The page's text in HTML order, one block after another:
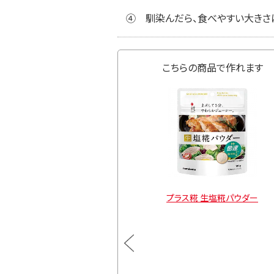
④ 馴染んだら、食べやすい大きさ
こちらの商品で作れます
プラス糀 生塩糀パウダー